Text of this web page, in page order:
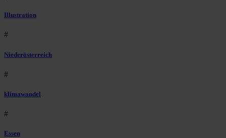
Illustration
#
Niederösterreich
#
klimawandel
#
Essen